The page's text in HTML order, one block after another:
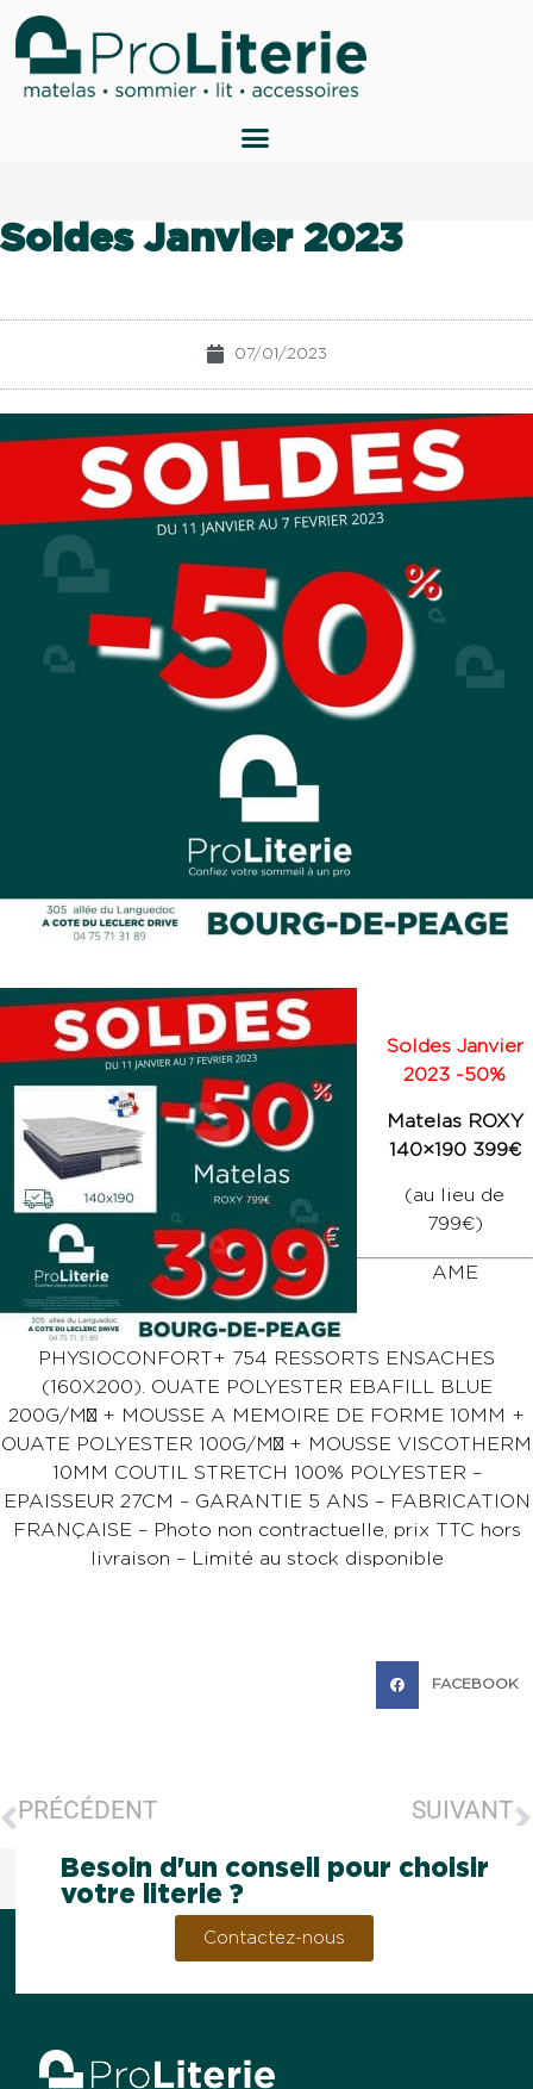
Soldes Janvier 2023
07/01/2023
Soldes Janvier
2023 -50%
Matelas ROXY
140×190 399€
(au lieu de
799€)
AME
PHYSIOCONFORT+ 754 RESSORTS ENSACHES
(160X200). OUATE POLYESTER EBAFILL BLUE
200G/M² + MOUSSE A MEMOIRE DE FORME 10MM +
OUATE POLYESTER 100G/M² + MOUSSE VISCOTHERM
10MM COUTIL STRETCH 100% POLYESTER –
EPAISSEUR 27CM – GARANTIE 5 ANS – FABRICATION
FRANÇAISE – Photo non contractuelle, prix TTC hors
livraison – Limité au stock disponible
FACEBOOK
PRÉCÉDENT SUIVANT
Besoin d'un conseil pour choisir
votre literie ?
Contactez-nous
Panneau de gestion des cookies